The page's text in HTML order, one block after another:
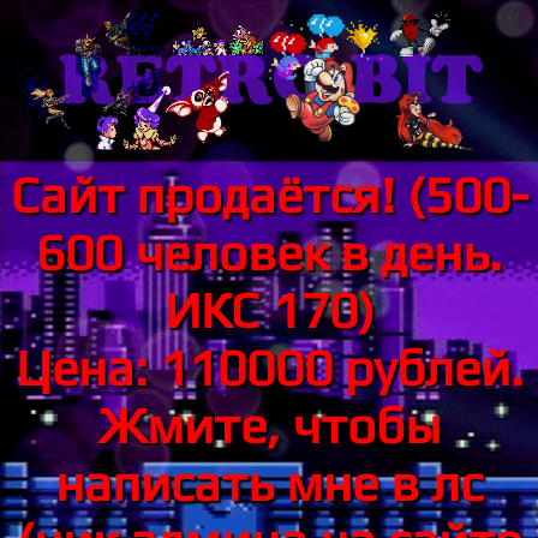
Сайт продаётся! (500-
600 человек в день.
ИКС 170)
Цена: 110000 рублей.
Жмите, чтобы
написать мне в лс